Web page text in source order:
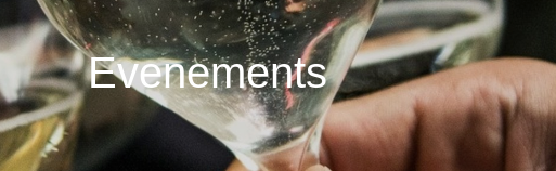
Evenements